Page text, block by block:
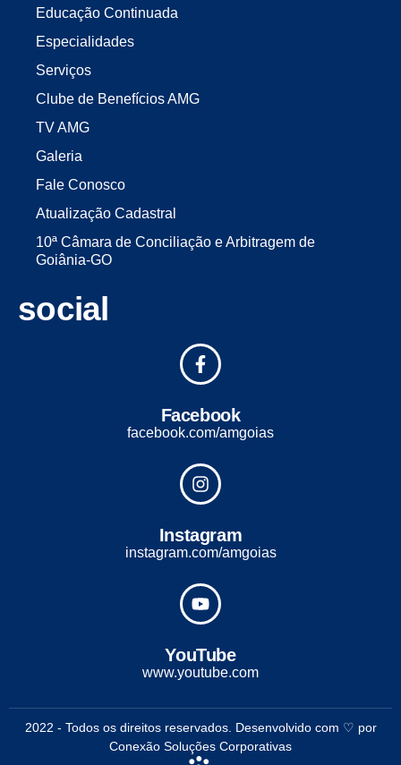
Educação Continuada
Especialidades
Serviços
Clube de Benefícios AMG
TV AMG
Galeria
Fale Conosco
Atualização Cadastral
10ª Câmara de Conciliação e Arbitragem de
Goiânia-GO
social
Facebook
facebook.com/amgoias
Instagram
instagram.com/amgoias
YouTube
www.youtube.com
2022 - Todos os direitos reservados. Desenvolvido com ♡ por
Conexão Soluções Corporativas